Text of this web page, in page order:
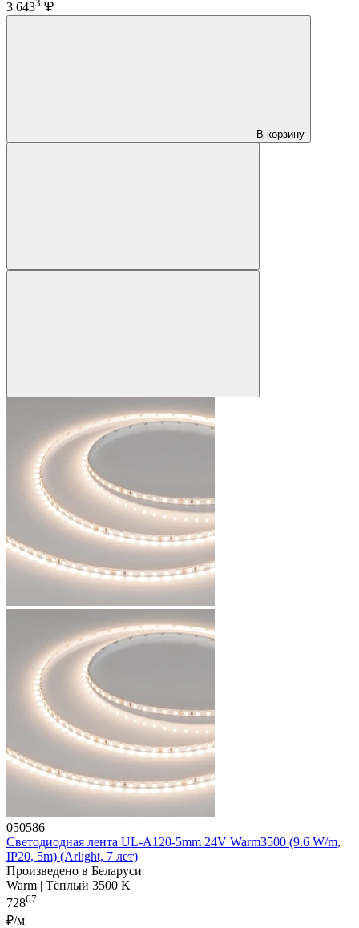
3 64335₽
В корзину
050586
Светодиодная лента UL-A120-5mm 24V Warm3500 (9.6 W/m,
IP20, 5m) (Arlight, 7 лет)
Произведено в Беларуси
Warm | Тёплый 3500 K
72867
₽/м